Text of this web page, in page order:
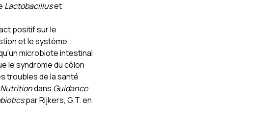
Lactobacilluset
positif sur le
et le système
microbiote intestinal
le syndrome du côlon
troubles de la santé
dans Guidance
par Rijkers, G.T. en